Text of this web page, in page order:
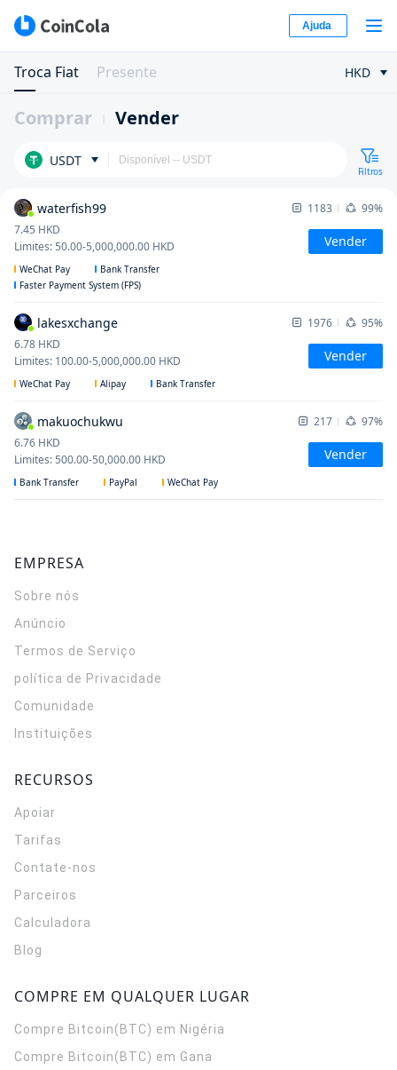
Ajuda
Troca Fiat Presente HKD
Comprar Vender
USDT
Filtros
waterfish99 1183
99%
7.45 HKD
Limites:50.00-5,000,000.00 HKD Vender
WeChat Pay
Bank Transfer
Faster Payment System (FPS)
lakesxchange 1976
95%
6.78 HKD
Limites: 100.00-5,000,000.00 HKD Vender
WeChat Pay Alipay Bank Transfer
makuochukwu 217
97%
6.76 HKD
Limites:500.00-50,000.00 HKD Vender
Bank Transfer PayPal WeChat Pay
EMPRESA
Sobre nós
Anúncio
Termos de Serviço
política de Privacidade
Comunidade
Instituições
RECURSOS
Apoiar
Tarifas
Contate-nos
Parceiros
Calculadora
Blog
COMPRE EM QUALQUER LUGAR
Compre Bitcoin(BTC) em Nigéria
Compre Bitcoin(BTC) em Gana